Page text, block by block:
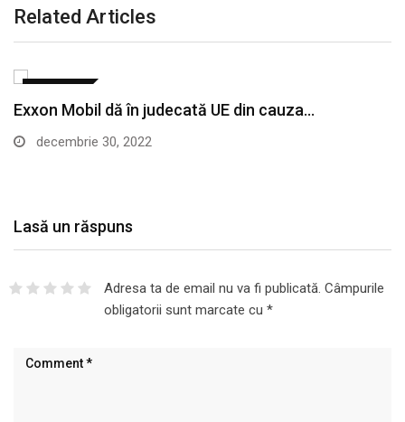
Related Articles
Exxon Mobil dă în judecată UE din cauza…
decembrie 30, 2022
Lasă un răspuns
Adresa ta de email nu va fi publicată. Câmpurile
obligatorii sunt marcate cu *